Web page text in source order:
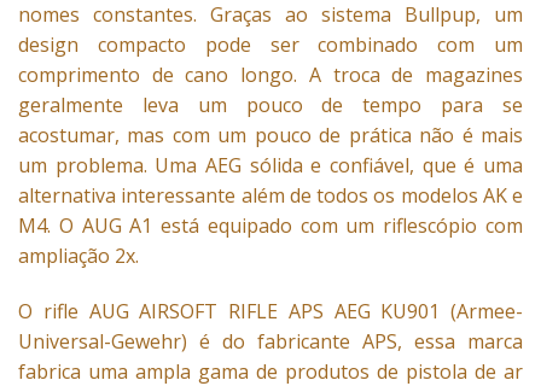
nomes constantes. Graças ao sistema Bullpup, um
design compacto pode ser combinado com um
comprimento de cano longo. A troca de magazines
geralmente leva um pouco de tempo para se
acostumar, mas com um pouco de prática não é mais
um problema. Uma AEG sólida e confiável, que é uma
alternativa interessante além de todos os modelos AK e
M4. O AUG A1 está equipado com um riflescópio com
ampliação 2x.
O rifle AUG AIRSOFT RIFLE APS AEG KU901 (Armee-
Universal-Gewehr) é do fabricante APS, essa marca
fabrica uma ampla gama de produtos de pistola de ar